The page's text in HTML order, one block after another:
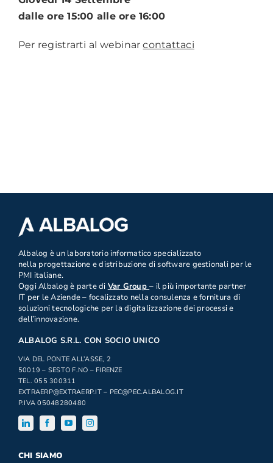
dalle ore 15:00 alle ore 16:00
Per registrarti al webinarcontattaci
Albalog è un laboratorio informatico specializzato
nella progettazione e distribuzione di software gestionali per le
PMI italiane.
Oggi Albalog è parte di Var Group– il più importante partner
IT per le Aziende – focalizzato nella consulenza e fornitura di
soluzioni tecnologiche per la digitalizzazione dei processi e
dell’innovazione.
ALBALOG S.R.L. CON SOCIO UNICO
VIA DEL PONTE ALL’ASSE, 2
50019 – SESTO F.NO – FIRENZE
TEL. 055 300311
EXTRAERP@EXTRAERP.IT– PEC@PEC.ALBALOG.IT
P.IVA 05048280480
CHI SIAMO